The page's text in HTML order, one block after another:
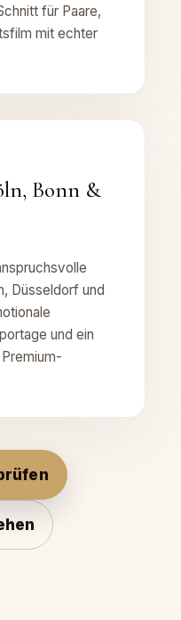
für Paare,
mit echter
Bonn &
Düsseldorf und
und ein